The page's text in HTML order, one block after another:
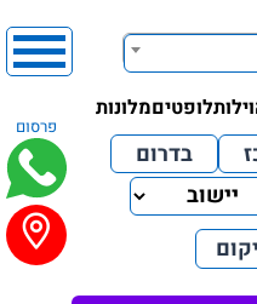
וילותלופטיםמלונות
פרסום
בדרום